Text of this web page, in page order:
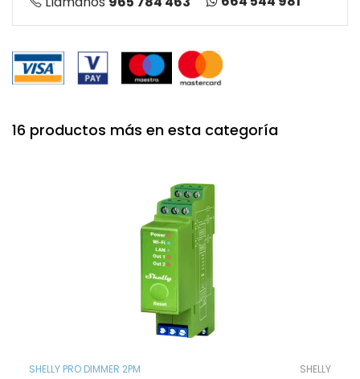
16 productos más en esta categoría
SHELLY PRO DIMMER 2PM SHELLY